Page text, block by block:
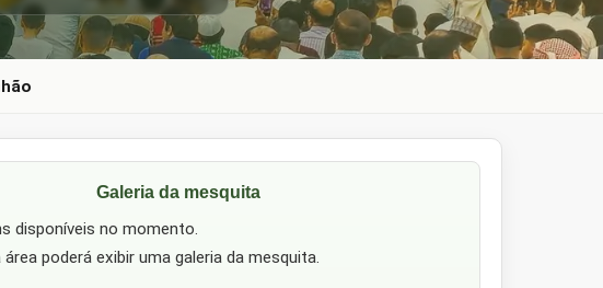
Galeria da mesquita
disponíveis no momento.
área poderá exibir uma galeria da mesquita.